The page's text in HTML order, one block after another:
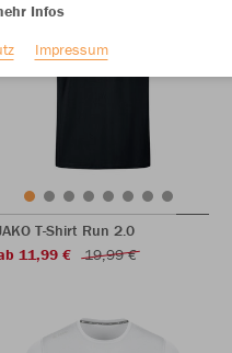
T-Shirt Run 2.0
11,99 €
19,99 €
Infos
Impressum